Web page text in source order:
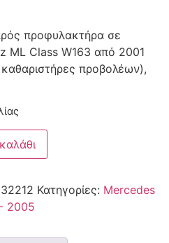
προφυλακτήρα σε
ML Class W163 από 2001
προβολέων),
Κατηγορίες: Mercedes
2005